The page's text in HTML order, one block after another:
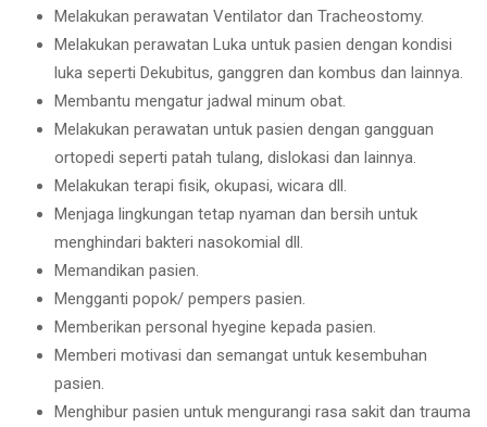
Melakukan perawatan Ventilator dan Tracheostomy.
Melakukan perawatan Luka untuk pasien dengan kondisi
luka seperti Dekubitus, ganggren dan kombus dan lainnya.
Membantu mengatur jadwal minum obat.
Melakukan perawatan untuk pasien dengan gangguan
ortopedi seperti patah tulang, dislokasi dan lainnya.
Melakukan terapi fisik, okupasi, wicara dll.
Menjaga lingkungan tetap nyaman dan bersih untuk
menghindari bakteri nasokomial dll.
Memandikan pasien.
Mengganti popok/ pempers pasien.
Memberikan personal hyegine kepada pasien.
Memberi motivasi dan semangat untuk kesembuhan
pasien.
Menghibur pasien untuk mengurangi rasa sakit dan trauma